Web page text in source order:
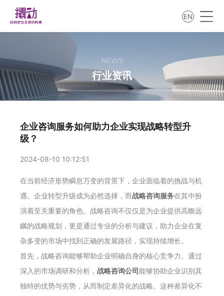
EN
NEWS
行业资讯
企业咨询服务如何助力企业实现战略转型升
级？
2024-08-10 10:12:51
在当前经济形势瞬息万变的背景下，企业面临着的挑战与机
遇。企业转型升级成为必然选择，而战略咨询服务在其中扮
演着至关重要的角色。战略咨询不仅仅是为企业提供高瞻远
瞩的战略规划，更是通过专业的分析与建议，助力企业在复
杂多变的市场中找到正确的发展路径，实现持续增长。
首先，战略咨询能够帮助企业明确自身的核心竞争力。通过
深入的市场调研和分析， 战略咨询公司能够协助企业识别其
独特的优势与劣势，从而制定差异化的战略。这种差异化不